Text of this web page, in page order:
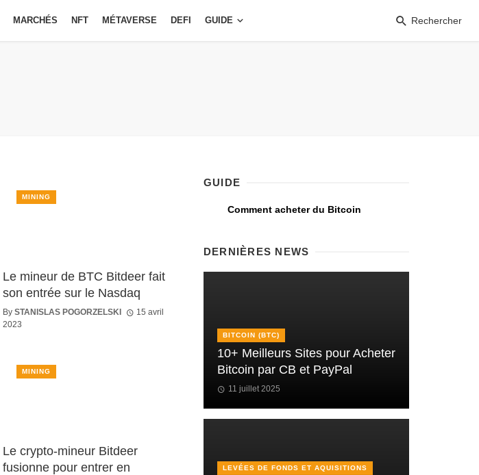
MARCHÉS NFT MÉTAVERSE DEFI GUIDE Rechercher
Le mineur de BTC Bitdeer fait
son entrée sur le Nasdaq
By STANISLAS POGORZELSKI
15 avril
2023
MINING
Le crypto-mineur Bitdeer
fusionne pour entrer en
MINING
GUIDE
Comment acheter du Bitcoin
DERNIÈRES NEWS
BITCOIN (BTC)
10+ Meilleurs Sites pour Acheter
Bitcoin par CB et PayPal
11 juillet 2025
LEVÉES DE FONDS ET AQUISITIONS